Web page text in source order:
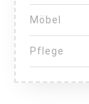
Möbel
Pflege